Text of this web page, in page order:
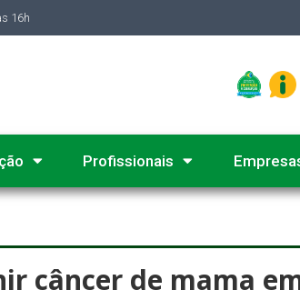
16h
Profissionais
câncer de mama